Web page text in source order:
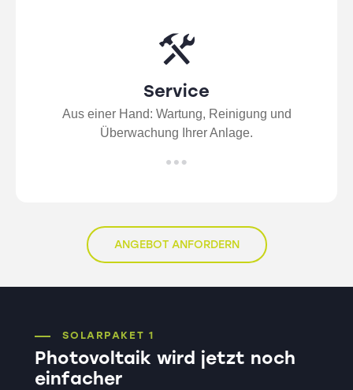
Service
Aus einer Hand: Wartung, Reinigung und
Überwachung Ihrer Anlage.
ANGEBOT ANFORDERN
SOLARPAKET 1
Photovoltaik wird jetzt noch
einfacher